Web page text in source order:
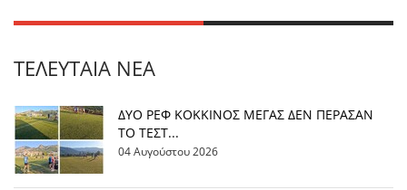
ΤΕΛΕΥΤΑΊΑ ΝΈΑ
ΔΥΟ ΡΕΦ ΚΟΚΚΙΝΟΣ ΜΕΓΑΣ ΔΕΝ ΠΕΡΑΣΑΝ
ΤΟ ΤΕΣΤ...
04 Αυγούστου 2026